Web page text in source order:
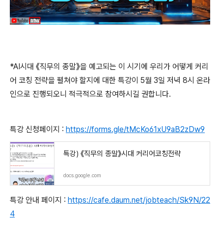
*AI 시대 《직무의 종말》을 예고되는 이 시기에 우리가 어떻게 커리
어 코칭 전략을 펼쳐야 할지에 대한 특강이 5월 3일 저녁 8시 온라
인으로 진행되오니 적극적으로 참여하시길 권합니다.
특강 신청페이지 : https://forms.gle/tMcKo61xU9aB2zDw9
특강) 《직무의 종말》시대 커리어코칭전략
docs.google.com
특강 안내 페이지 : https://cafe.daum.net/jobteach/Sk9N/22
4